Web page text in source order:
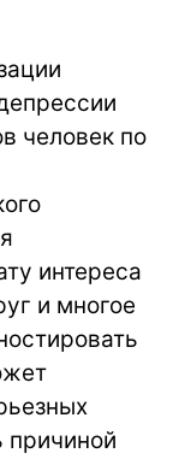
человек по
интереса
и многое
причиной